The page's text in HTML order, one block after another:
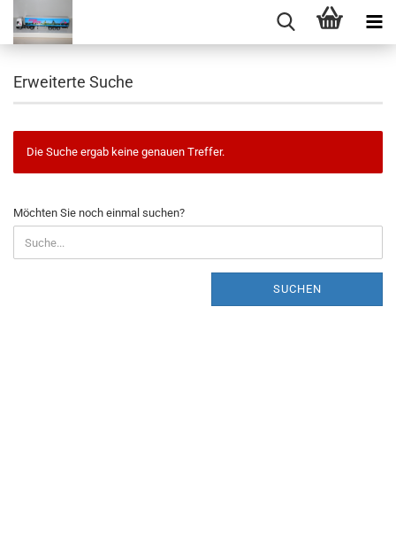
Erweiterte Suche
Die Suche ergab keine genauen Treffer.
MÖCHTEN
SIE
NOCH
EINMAL
Möchten Sie noch einmal suchen?
SUCHEN